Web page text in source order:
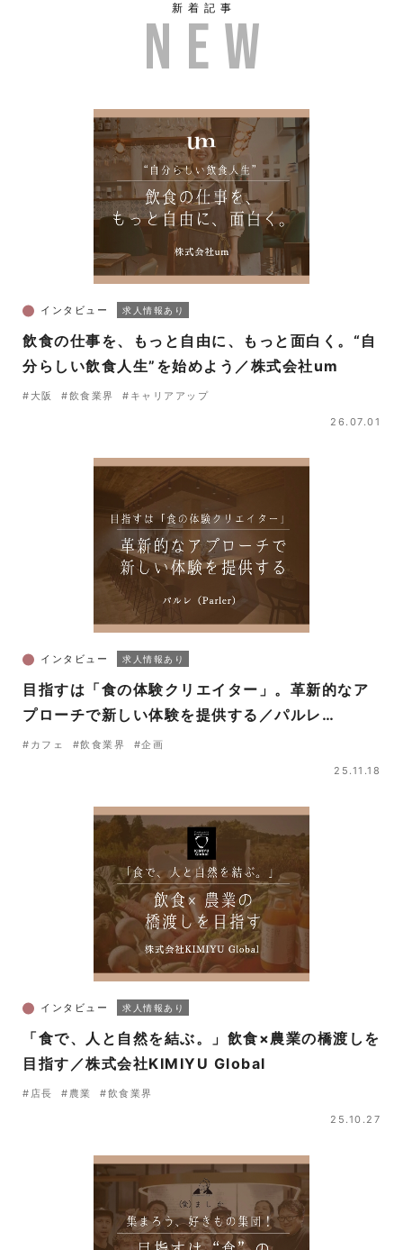
新着記事
インタビュー 求人情報あり
飲食の仕事を、もっと自由に、もっと面白く。“自
分らしい飲食人生”を始めよう／株式会社um
#大阪 #飲食業界 #キャリアアップ
26.07.01
インタビュー 求人情報あり
目指すは「食の体験クリエイター」。革新的なア
プローチで新しい体験を提供する／パルレ
（Parler）
#カフェ #飲食業界 #企画
25.11.18
インタビュー 求人情報あり
「食で、人と自然を結ぶ。」飲食×農業の橋渡しを
目指す／株式会社KIMIYU Global
#店長 #農業 #飲食業界
25.10.27